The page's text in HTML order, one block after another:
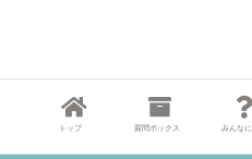
トップ 質問ボックス みんな